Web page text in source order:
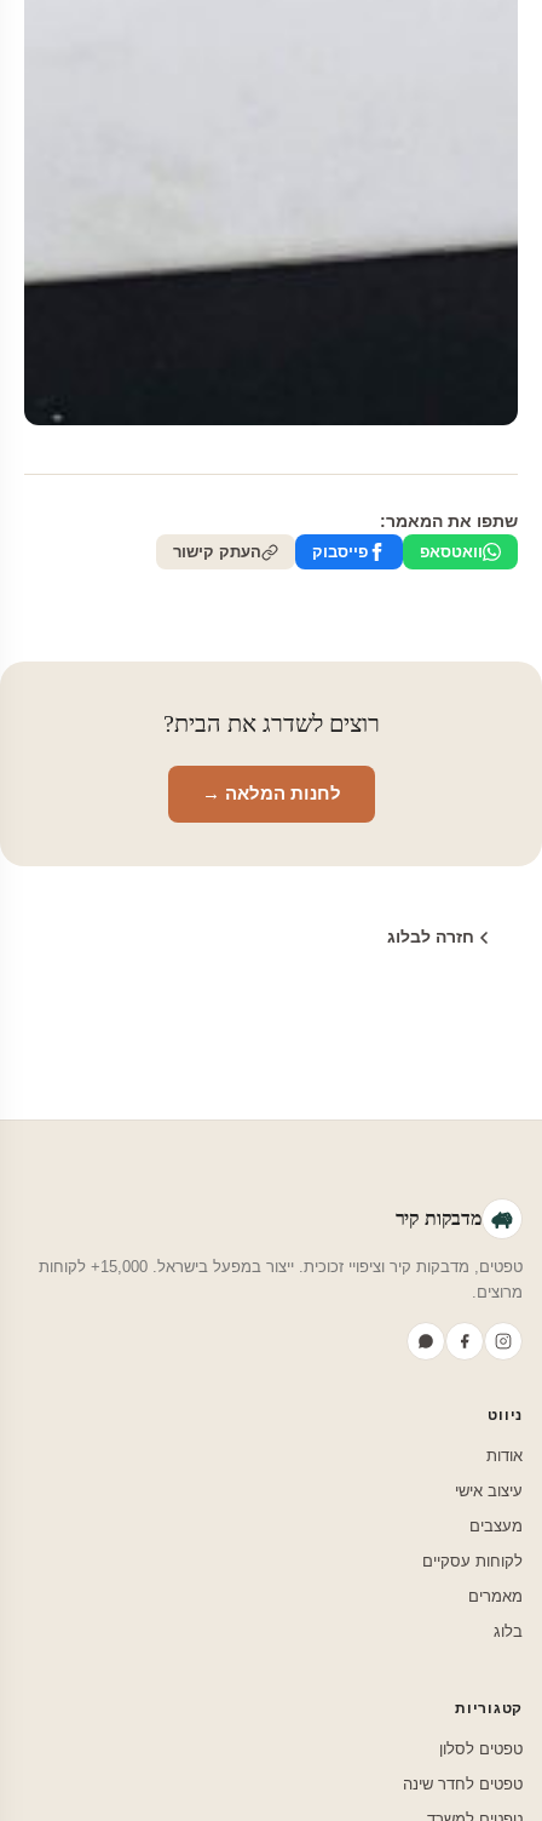
שתפו את המאמר:
וואטסאפ פייסבוק העתק קישור
רוצים לשדרג את הבית?
לחנות המלאה →
חזרה לבלוג
מדבקות קיר
טפטים, מדבקות קיר וציפויי זכוכית. ייצור במפעל בישראל. 15,000+ לקוחות
מרוצים.
ניווט
אודות
עיצוב אישי
מעצבים
לקוחות עסקיים
מאמרים
בלוג
קטגוריות
טפטים לסלון
טפטים לחדר שינה